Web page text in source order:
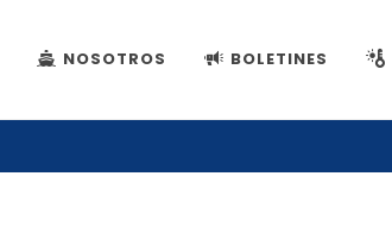
NOSOTROS BOLETINES